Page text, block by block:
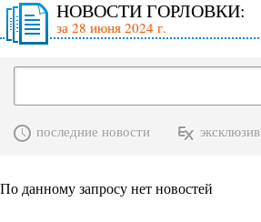
НОВОСТИ ГОРЛОВКИ:
за 28 июня 2024 г.
последние новости эксклюзив
По данному запросу нет новостей